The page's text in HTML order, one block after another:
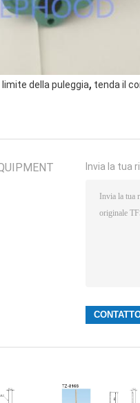
della puleggia, tenda il
Invia la tua